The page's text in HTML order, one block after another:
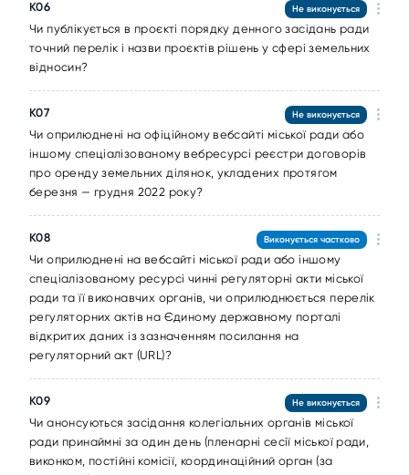
К06
Чи публікується в проєкті порядку денного засідань ради
точний перелік і назви проєктів рішень у сфері земельних
відносин?
Не виконується
К07
Чи оприлюднені на офіційному вебсайті міської ради або
іншому спеціалізованому вебресурсі реєстри договорів
про оренду земельних ділянок, укладених протягом
березня — грудня 2022 року?
Не виконується
К08
Чи оприлюднені на вебсайті міської ради або іншому
спеціалізованому ресурсі чинні регуляторні акти міської
ради та її виконавчих органів, чи оприлюднюється перелік
регуляторних актів на Єдиному державному порталі
відкритих даних із зазначенням посилання на
регуляторний акт (URL)?
Виконується частково
К09
Чи анонсуються засідання колегіальних органів міської
ради принаймні за один день (пленарні сесії міської ради,
виконком, постійні комісії, координаційний орган (за
Не виконується